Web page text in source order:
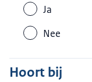
Ja
Nee
Hoort bij